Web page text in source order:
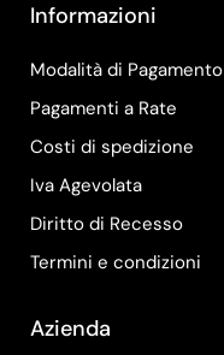
Informazioni
Modalità di Pagamento
Pagamenti a Rate
Costi di spedizione
Iva Agevolata
Diritto di Recesso
Termini e condizioni
Azienda